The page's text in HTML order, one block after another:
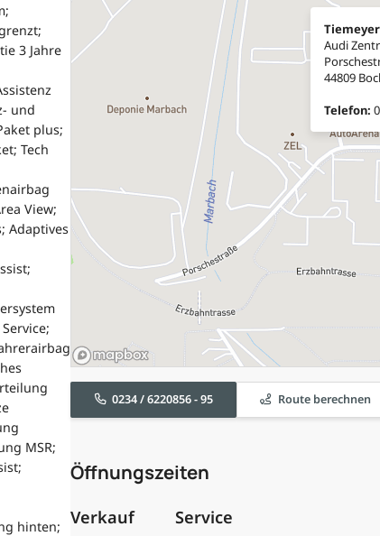
3 Jahre
und
plus;
Tech
View;
Adaptives
MSR;
hinten;
Audi
44809
Telefon:
0234 / 6220856 - 95 Route berechnen
Öffnungszeiten
Verkauf Service